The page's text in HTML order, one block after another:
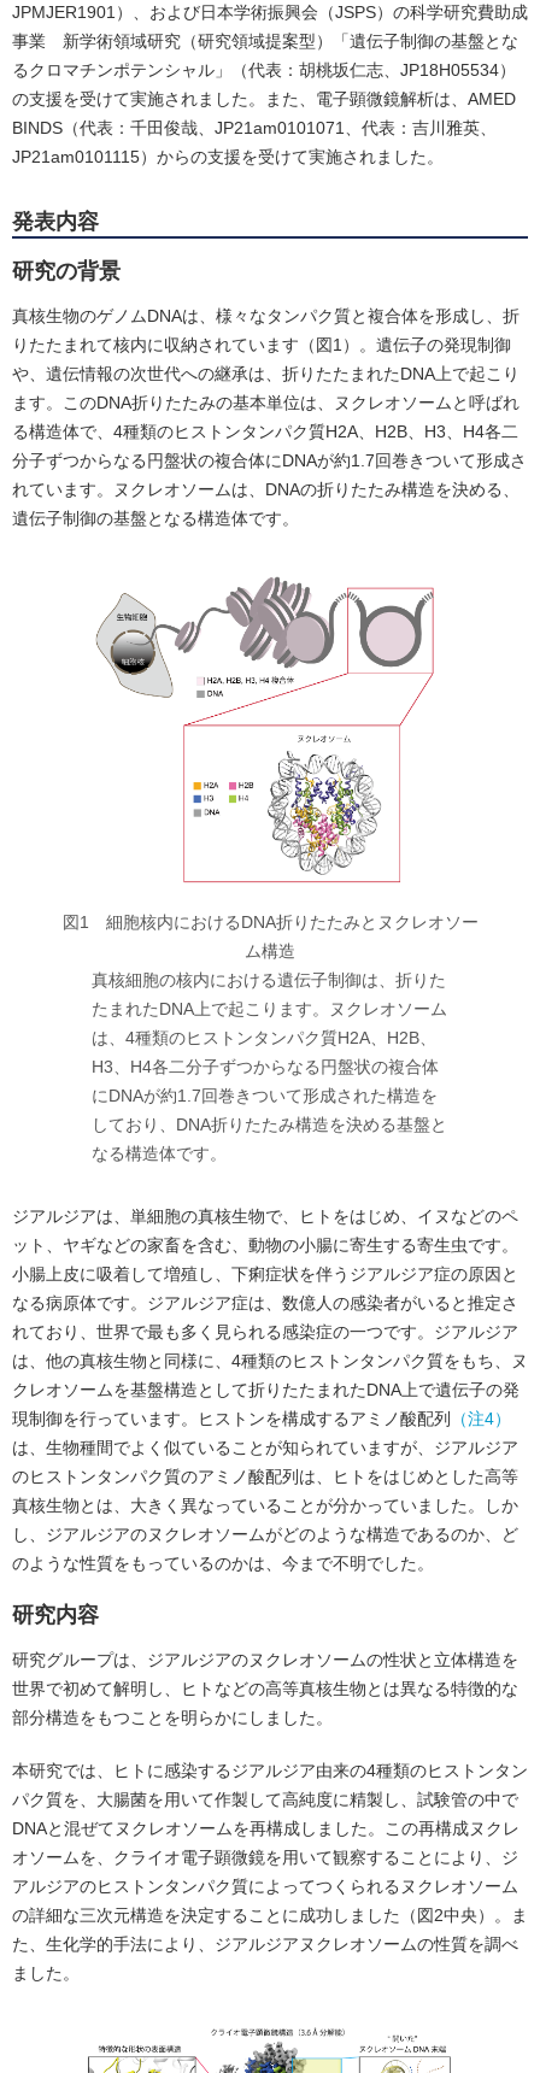
JPMJER1901）、および日本学術振興会（JSPS）の科学研究費助成
事業 新学術領域研究（研究領域提案型）「遺伝子制御の基盤とな
るクロマチンポテンシャル」（代表：胡桃坂仁志、JP18H05534）
の支援を受けて実施されました。また、電子顕微鏡解析は、AMED
BINDS（代表：千田俊哉、JP21am0101071、代表：吉川雅英、
JP21am0101115）からの支援を受けて実施されました。
発表内容
研究の背景
真核生物のゲノムDNAは、様々なタンパク質と複合体を形成し、折
りたたまれて核内に収納されています（図1）。遺伝子の発現制御
や、遺伝情報の次世代への継承は、折りたたまれたDNA上で起こり
ます。このDNA折りたたみの基本単位は、ヌクレオソームと呼ばれ
る構造体で、4種類のヒストンタンパク質H2A、H2B、H3、H4各二
分子ずつからなる円盤状の複合体にDNAが約1.7回巻きついて形成さ
れています。ヌクレオソームは、DNAの折りたたみ構造を決める、
遺伝子制御の基盤となる構造体です。
図1 細胞核内におけるDNA折りたたみとヌクレオソー
ム構造
真核細胞の核内における遺伝子制御は、折りた
たまれたDNA上で起こります。ヌクレオソーム
は、4種類のヒストンタンパク質H2A、H2B、
H3、H4各二分子ずつからなる円盤状の複合体
にDNAが約1.7回巻きついて形成された構造を
しており、DNA折りたたみ構造を決める基盤と
なる構造体です。
ジアルジアは、単細胞の真核生物で、ヒトをはじめ、イヌなどのペ
ット、ヤギなどの家畜を含む、動物の小腸に寄生する寄生虫です。
小腸上皮に吸着して増殖し、下痢症状を伴うジアルジア症の原因と
なる病原体です。ジアルジア症は、数億人の感染者がいると推定さ
れており、世界で最も多く見られる感染症の一つです。ジアルジア
は、他の真核生物と同様に、4種類のヒストンタンパク質をもち、ヌ
クレオソームを基盤構造として折りたたまれたDNA上で遺伝子の発
現制御を行っています。ヒストンを構成するアミノ酸配列
（注4）
は、生物種間でよく似ていることが知られていますが、ジアルジア
のヒストンタンパク質のアミノ酸配列は、ヒトをはじめとした高等
真核生物とは、大きく異なっていることが分かっていました。しか
し、ジアルジアのヌクレオソームがどのような構造であるのか、ど
のような性質をもっているのかは、今まで不明でした。
研究内容
研究グループは、ジアルジアのヌクレオソームの性状と立体構造を
世界で初めて解明し、ヒトなどの高等真核生物とは異なる特徴的な
部分構造をもつことを明らかにしました。
本研究では、ヒトに感染するジアルジア由来の4種類のヒストンタン
パク質を、大腸菌を用いて作製して高純度に精製し、試験管の中で
DNAと混ぜてヌクレオソームを再構成しました。この再構成ヌクレ
オソームを、クライオ電子顕微鏡を用いて観察することにより、ジ
アルジアのヒストンタンパク質によってつくられるヌクレオソーム
の詳細な三次元構造を決定することに成功しました（図2中央）。ま
た、生化学的手法により、ジアルジアヌクレオソームの性質を調べ
ました。